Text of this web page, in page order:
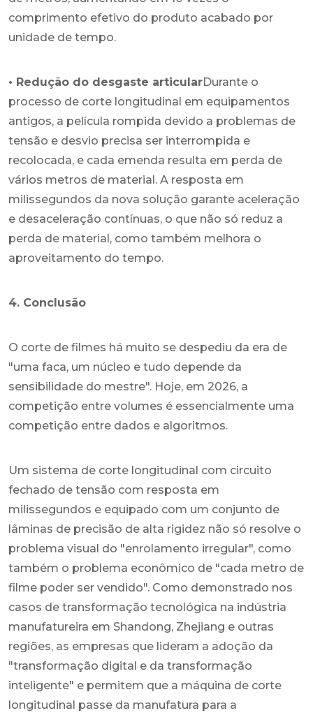
comprimento efetivo do produto acabado por
unidade de tempo.
• Redução do desgaste articularDurante o
processo de corte longitudinal em equipamentos
antigos, a película rompida devido a problemas de
tensão e desvio precisa ser interrompida e
recolocada, e cada emenda resulta em perda de
vários metros de material. A resposta em
milissegundos da nova solução garante aceleração
e desaceleração contínuas, o que não só reduz a
perda de material, como também melhora o
aproveitamento do tempo.
4. Conclusão
O corte de filmes há muito se despediu da era de
"uma faca, um núcleo e tudo depende da
sensibilidade do mestre". Hoje, em 2026, a
competição entre volumes é essencialmente uma
competição entre dados e algoritmos.
Um sistema de corte longitudinal com circuito
fechado de tensão com resposta em
milissegundos e equipado com um conjunto de
lâminas de precisão de alta rigidez não só resolve o
problema visual do "enrolamento irregular", como
também o problema econômico de "cada metro de
filme poder ser vendido". Como demonstrado nos
casos de transformação tecnológica na indústria
manufatureira em Shandong, Zhejiang e outras
regiões, as empresas que lideram a adoção da
"transformação digital e da transformação
inteligente" e permitem que a máquina de corte
longitudinal passe da manufatura para a